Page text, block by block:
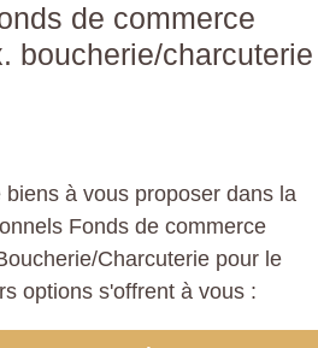
de commerce
boucherie/charcuterie
à vous proposer dans la
Fonds de commerce
Charcuterie pour le
options s'offrent à vous :